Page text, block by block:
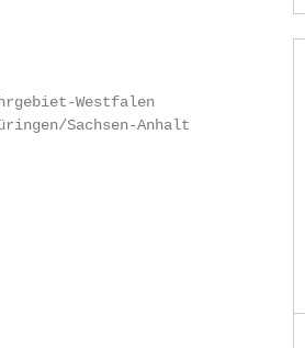
36
Westfalen
Sachsen-Anhalt
44
46
50